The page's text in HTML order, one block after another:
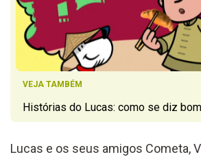
VEJA TAMBÉM
Histórias do Lucas: como se diz
Lucas e os seus amigos Cometa,